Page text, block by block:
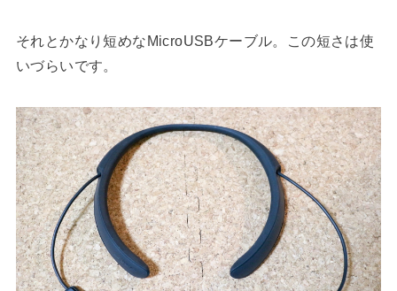
それとかなり短めなMicroUSBケーブル。この短さは使
いづらいです。